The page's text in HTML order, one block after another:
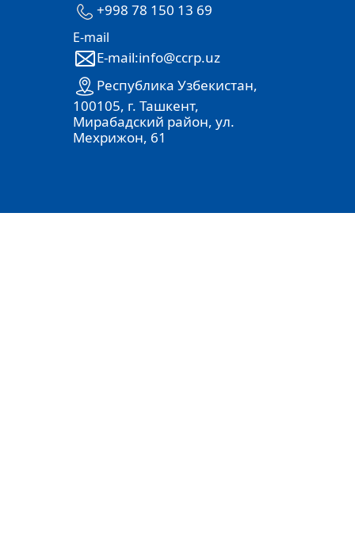
+998 78 150 13 69
E-mail
E-mail:info@ccrp.uz
Республика Узбекистан,
100105, г. Ташкент,
Мирабадский район, ул.
Мехрижон, 61